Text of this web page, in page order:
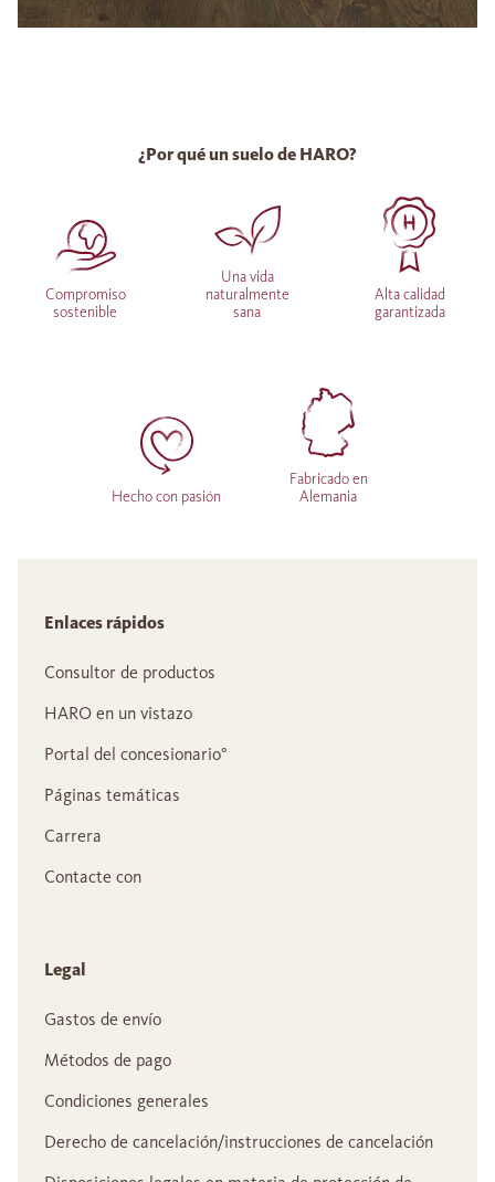
¿Por qué un suelo de HARO?
Compromiso
sostenible
Una vida
naturalmente
sana
Alta calidad
garantizada
Hecho con pasión
Fabricado en
Alemania
Enlaces rápidos
Consultor de productos
HARO en un vistazo
Portal del concesionario°
Páginas temáticas
Carrera
Contacte con
Legal
Gastos de envío
Métodos de pago
Condiciones generales
Derecho de cancelación/instrucciones de cancelación